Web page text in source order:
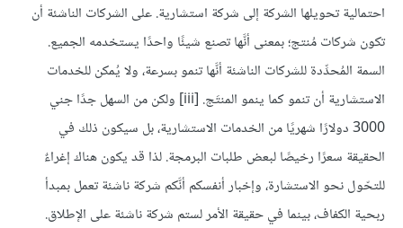
احتمالية تحويلها الشركة إلى شركة استشارية. على الشركات الناشئة أن
تكون شركات مُنتج؛ بمعنى أنَّها تصنع شيئًا واحدًا يستخدمه الجميع.
السمة المُحدِّدة للشركات الناشئة أنَّها تنمو بسرعة، ولا يُمكن للخدمات
الاستشارية أن تنمو كما ينمو المنتَج. [iii] ولكن من السهل جدًا جني
3000 دولارًا شهريًا من الخدمات الاستشارية، بل سيكون ذلك في
الحقيقة سعرًا رخيصًا لبعض طلبات البرمجة. لذا قد يكون هناك إغراءٌ
للتحّول نحو الاستشارة، وإخبار أنفسكم أنَّكم شركة ناشئة تعمل بمبدأ
ربحية الكفاف، بينما في حقيقة الأمر لستم شركة ناشئة على الإطلاق.